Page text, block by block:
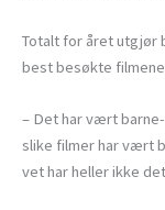
Totalt for året utgjør
best besøkte
– Det har vært
slike filmer har vært
vet har heller ikke